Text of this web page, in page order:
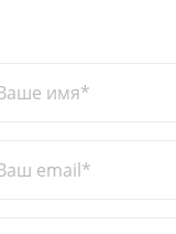
имя*
email*